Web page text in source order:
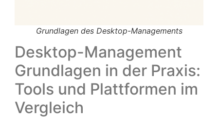
Grundlagen des Desktop-Managements
Desktop-Management
Grundlagen in der Praxis:
Tools und Plattformen im
Vergleich